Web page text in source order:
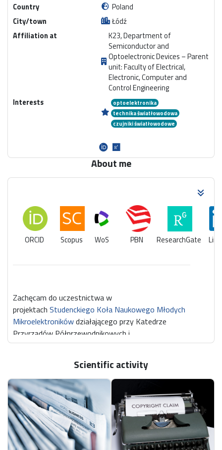
Country
Poland
City/town
Łódź
Affiliation at
K23, Department of
Semiconductor and
Optoelectronic Devices – Parent
unit: Faculty of Electrical,
Electronic, Computer and
Control Engineering
Interests
optoelektronika
technika światłowodowa
czujniki światłowodowe
About me
ORCID Scopus WoS PBN ResearchGate
Zachęcam do uczestnictwa w
projektach Studenckiego Koła Naukowego Młodych
Mikroelektronikówdziałającego przy Katedrze
Przyrządów Półprzewodnikowych i
Optoelektronicznych. W ramach SKNMM jestem
Wykształcenie:
2016 – 2022Politechnika Łódzka, Wydział Elektroniki,
Elektryki, Automatyki i Informatyki, specjalność
Elektronika, studia stacjonarne doktoranckie, doktorant
Scientific activity